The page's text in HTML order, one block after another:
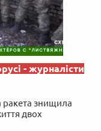
- журналісти
ракета знищила
двох